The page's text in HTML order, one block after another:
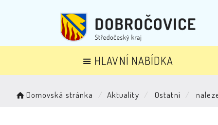
HLAVNÍ NABÍDKA
Domovská stránka Aktuality Ostatní